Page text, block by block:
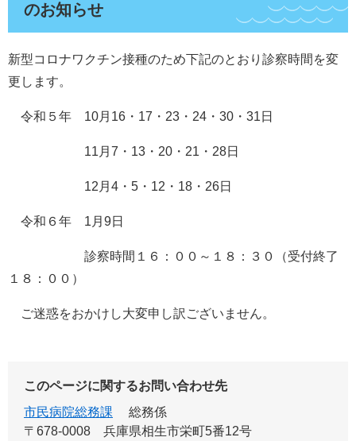
のお知らせ
新型コロナワクチン接種のため下記のとおり診察時間を変
更します。
令和５年 10月16・17・23・24・30・31日
11月7・13・20・21・28日
12月4・5・12・18・26日
令和６年 1月9日
診察時間１６：００～１８：３０（受付終了
１８：００）
ご迷惑をおかけし大変申し訳ございません。
このページに関するお問い合わせ先
市民病院総務課
総務係
〒678-0008
兵庫県相生市栄町5番12号